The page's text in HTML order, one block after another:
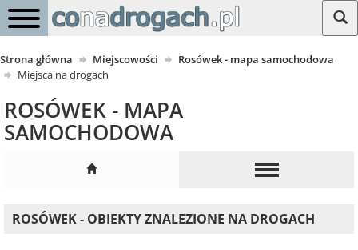
Strona główna Miejscowości
Rosówek - mapa samochodowa
Miejsca na drogach
ROSÓWEK - MAPA
SAMOCHODOWA
ROSÓWEK - OBIEKTY ZNALEZIONE NA DROGACH